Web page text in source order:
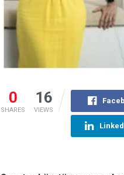
0
SHARES
16
VIEWS